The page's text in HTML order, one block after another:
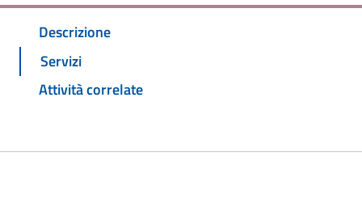
Descrizione
Servizi
Attività correlate